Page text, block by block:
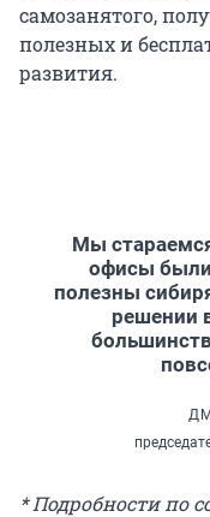
самозанятого,
полезных и
развития.
Мы
офисы
полезны
решении
* Подробности по